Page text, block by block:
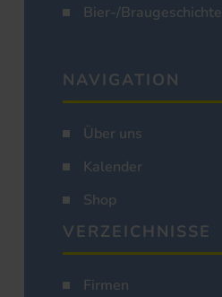
Bier-/Braugeschichte
NAVIGATION
Über uns
Kalender
Shop
VERZEICHNISSE
Firmen